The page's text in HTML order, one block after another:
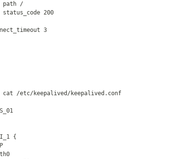
path /
status_code 200
3
cat /etc/keepalived/keepalived.conf
{